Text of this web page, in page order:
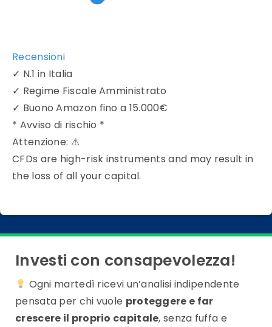
Recensioni
✓ N.1 in Italia
✓ Regime Fiscale Amministrato
✓ Buono Amazon fino a 15.000€
* Avviso di rischio *
Attenzione: ⚠
CFDs are high-risk instruments and may result in
the loss of all your capital.
Investi con consapevolezza!
Ogni martedì ricevi un’analisi indipendente
pensata per chi vuole proteggere e far
crescere il proprio capitale, senza fuffa e